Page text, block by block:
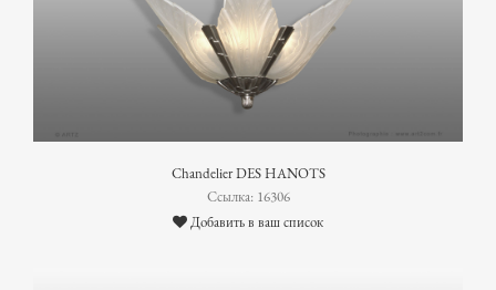
Chandelier DES HANOTS
Ссылка: 16306
Добавить в ваш список